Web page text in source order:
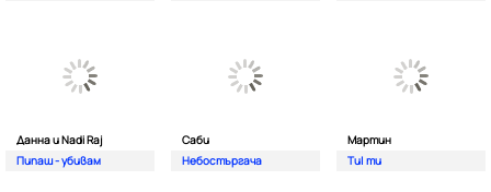
Данна и Nadi Raj
Пипаш - убивам
Саби
Небостъргача
Мартин
Ти| ти